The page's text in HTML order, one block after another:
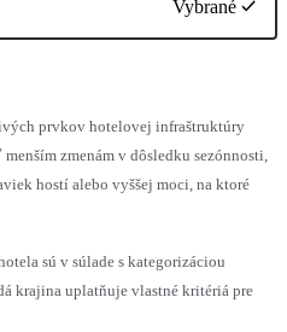
Vybrané
prvkov hotelovej infraštruktúry
zmenám v dôsledku sezónnosti,
hostí alebo vyššej moci, na ktoré
sú v súlade s kategorizáciou
krajina uplatňuje vlastné kritériá pre